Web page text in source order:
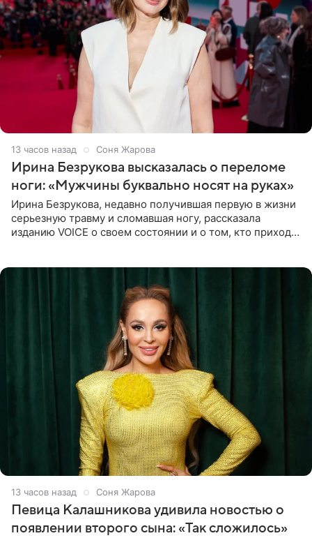
13 часов назад Соня Жарова
Ирина Безрукова высказалась о переломе
ноги: «Мужчины буквально носят на руках»
Ирина Безрукова, недавно получившая первую в жизни
серьезную травму и сломавшая ногу, рассказала
изданию VOICE о своем состоянии и о том, кто приходит
13 часов назад Соня Жарова
Певица Калашникова удивила новостью о
появлении второго сына: «Так сложилось»